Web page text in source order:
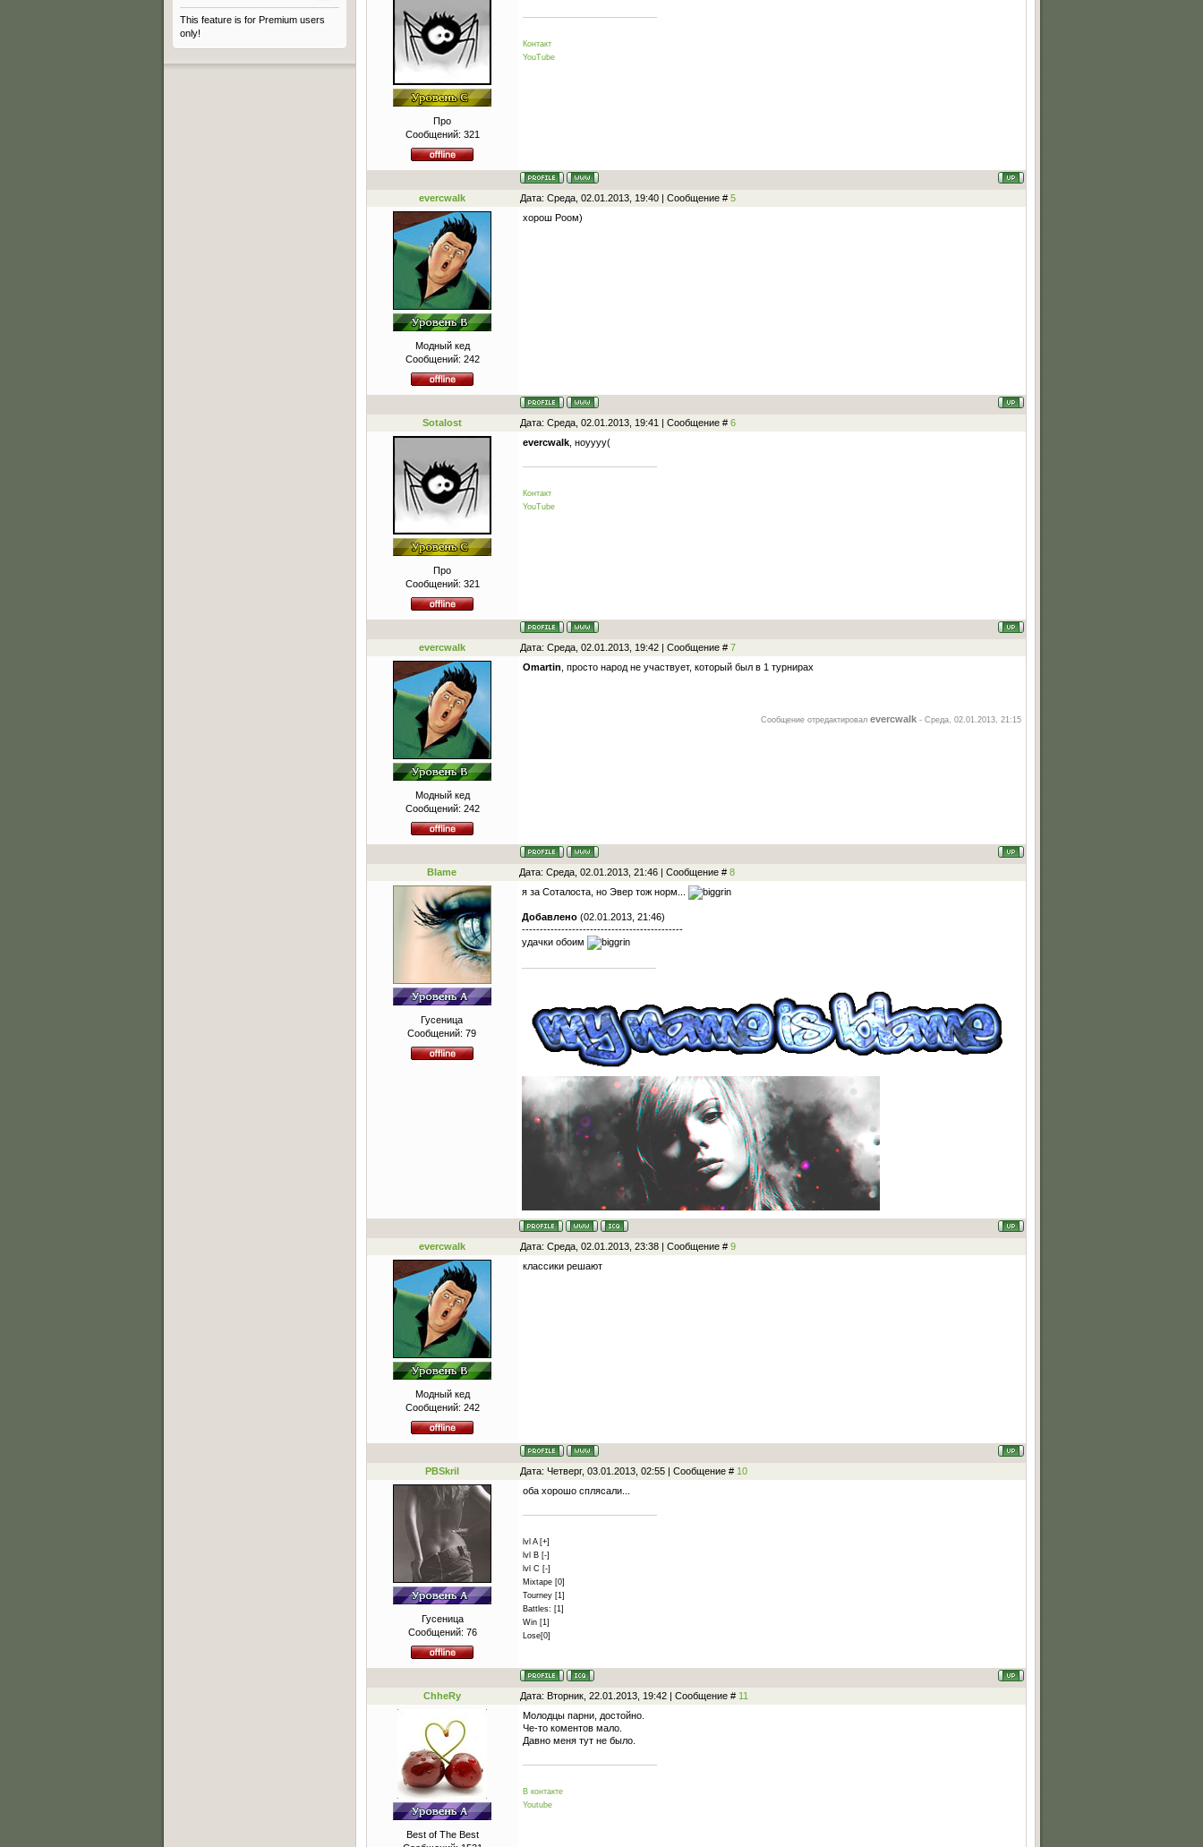
Про
Сообщений: 321
Контакт
YouTube
evercwalk Дата: Среда, 02.01.2013, 19:40 | Сообщение # 5
Модный кед
Сообщений: 242
хорош Роом)
Sotalost Дата: Среда, 02.01.2013, 19:41 | Сообщение # 6
Про
Сообщений: 321
evercwalk, ноуууу(
Контакт
YouTube
evercwalk Дата: Среда, 02.01.2013, 19:42 | Сообщение # 7
Модный кед
Сообщений: 242
Omartin , просто народ не участвует, который был в 1 турнирах
Сообщение отредактировал evercwalk- Среда, 02.01.2013, 21:15
Blame Дата: Среда, 02.01.2013, 21:46 | Сообщение # 8
Гусеница
Сообщений: 79
я за Соталоста, но Эвер тож норм...
Добавлено(02.01.2013, 21:46)
---------------------------------------------
удачки обоим
evercwalk Дата: Среда, 02.01.2013, 23:38 | Сообщение # 9
Модный кед
Сообщений: 242
классики решают
PBSkril Дата: Четверг, 03.01.2013, 02:55 | Сообщение # 10
Гусеница
Сообщений: 76
оба хорошо сплясали...
lvl A [+]
lvl B [-]
lvl C [-]
Mixtape [0]
Tourney [1]
Battles: [1]
Win [1]
Lose[0]
ChheRy Дата: Вторник, 22.01.2013, 19:42 | Сообщение # 11
Best of The Best
Молодцы парни, достойно.
Че-то коментов мало.
Давно меня тут не было.
В контакте
Youtube
This feature is for Premium users
only!